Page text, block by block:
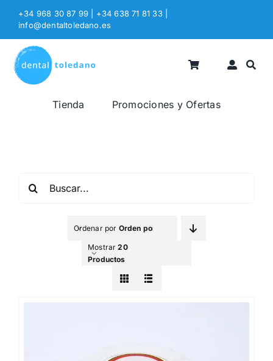
Saltar
contenido
+34 968 30 87 99 | +34 638 71 81 33
info@dentaltoledano.es
Tienda Promociones y Ofertas
Ordenar por Orden por Defecto
Mostrar20
Productos